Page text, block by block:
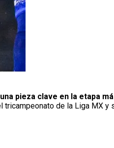
pieza clave en la etapa
tricampeonato de la Liga MX y